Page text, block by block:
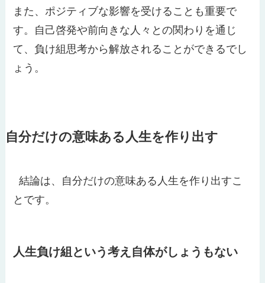
また、ポジティブな影響を受けることも重要で
す。自己啓発や前向きな人々との関わりを通じ
て、負け組思考から解放されることができるでし
ょう。
自分だけの意味ある人生を作り出す
結論は、自分だけの意味ある人生を作り出すこ
とです。
人生負け組という考え自体がしょうもない